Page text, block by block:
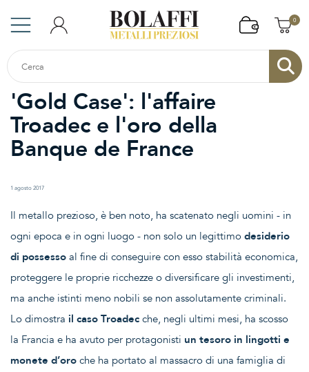
0
'Gold Case': l'affaire
Troadec e l'oro della
Banque de France
1 agosto 2017
Il metallo prezioso, è ben noto, ha scatenato negli uomini - in
ogni epoca e in ogni luogo - non solo un legittimo desiderio
di possesso al fine di conseguire con esso stabilità economica,
proteggere le proprie ricchezze o diversificare gli investimenti,
ma anche istinti meno nobili se non assolutamente criminali.
Lo dimostra il caso Troadec che, negli ultimi mesi, ha scosso
la Francia e ha avuto per protagonisti un tesoro in lingotti e
monete d’oro che ha portato al massacro di una famiglia di